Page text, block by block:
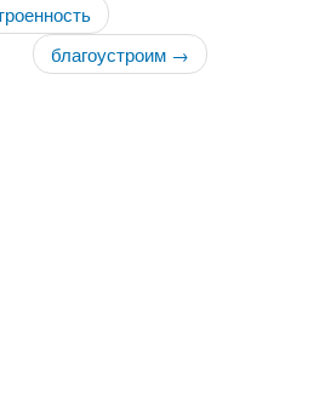
благоустроим →